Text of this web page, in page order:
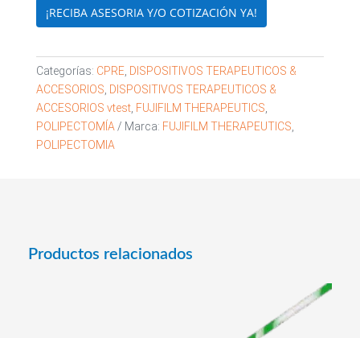
¡RECIBA ASESORIA Y/O COTIZACIÓN YA!
Categorías: CPRE, DISPOSITIVOS TERAPEUTICOS &
ACCESORIOS, DISPOSITIVOS TERAPEUTICOS &
ACCESORIOS vtest, FUJIFILM THERAPEUTICS,
POLIPECTOMÍA
Marca: FUJIFILM THERAPEUTICS,
POLIPECTOMIA
Productos relacionados